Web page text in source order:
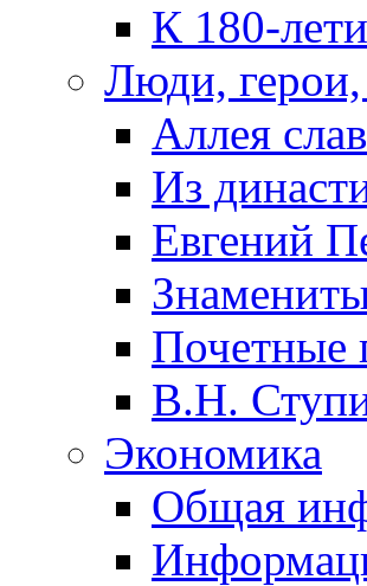
К 180-
Люди,
Аллея
Из
Евгений
Почетные
В.Н.
Экономика
Общая